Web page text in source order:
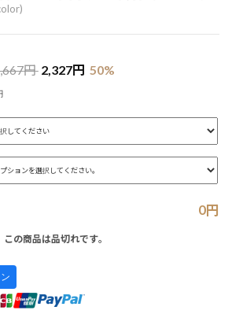
円 2,327円 50%
0円
この商品は品切れです。